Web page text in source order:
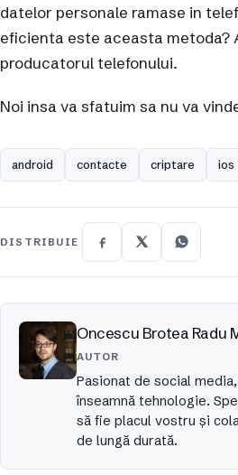
datelor personale ramase in
eficienta este aceasta metoda?
producatorul telefonului.
Noi insa va sfatuim sa nu va
android contacte criptare ios
DISTRIBUIE
Oncescu Brotea Radu
AUTOR
Pasionat de social
înseamnă tehnologie.
să fie placul vostru și
de lungă durată.